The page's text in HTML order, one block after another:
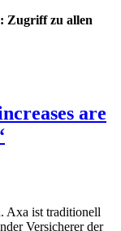
Zugriff zu allen
are
Axa ist traditionell
Versicherer der